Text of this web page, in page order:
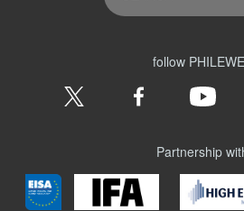
follow
Partnership